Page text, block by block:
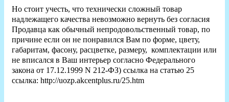
Но стоит учесть, что технически сложный товар
надлежащего качества невозможно вернуть без согласия
Продавца как обычный непродовольственный товар, по
причине если он не понравился Вам по форме, цвету,
габаритам, фасону, расцветке, размеру, комплектации или
не вписался в Ваш интерьер согласно Федерального
закона от 17.12.1999 N 212-ФЗ) ссылка на статью 25
ссылка: http://uozp.akcentplus.ru/25.htm